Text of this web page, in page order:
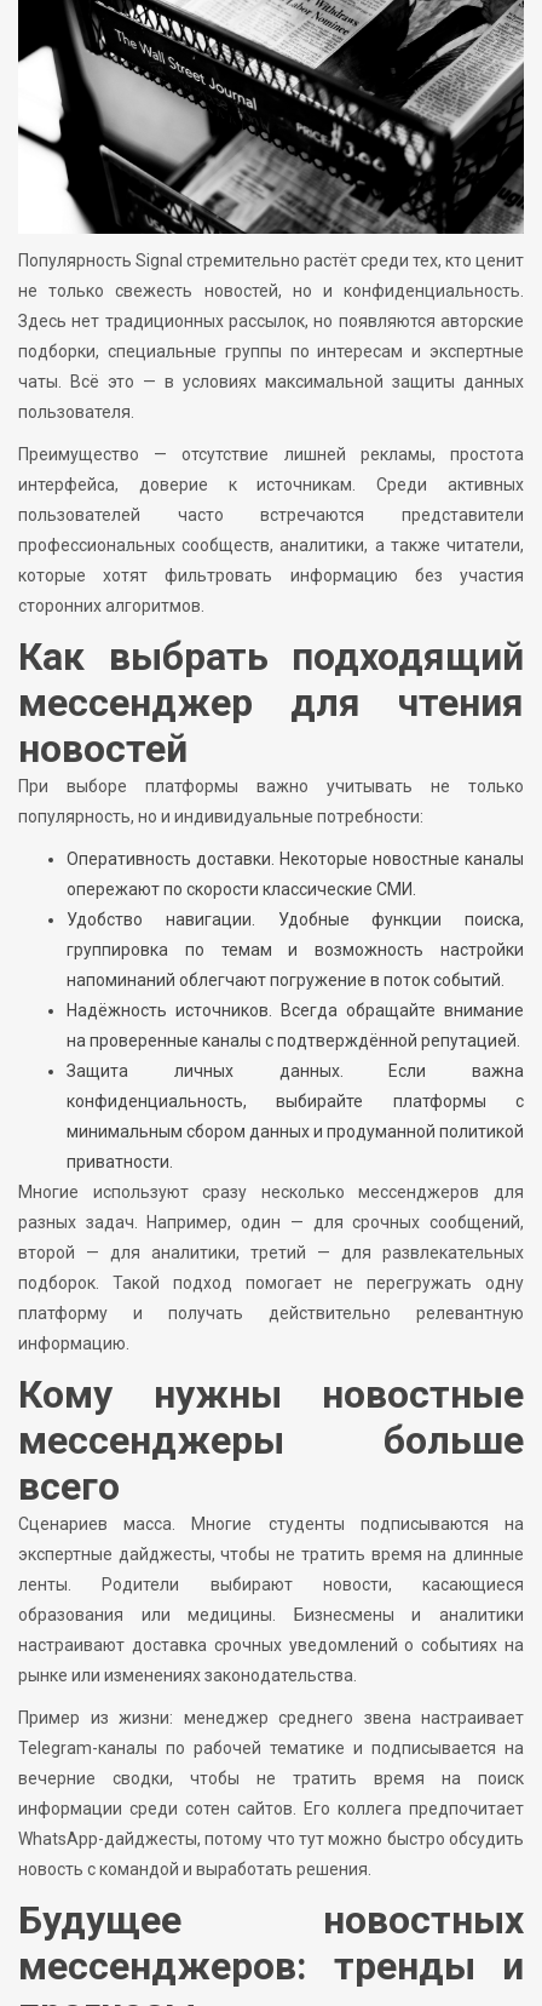
Популярность Signal стремительно растёт среди тех, кто ценит
не только свежесть новостей, но и конфиденциальность.
Здесь нет традиционных рассылок, но появляются авторские
подборки, специальные группы по интересам и экспертные
чаты. Всё это — в условиях максимальной защиты данных
пользователя.
Преимущество — отсутствие лишней рекламы, простота
интерфейса, доверие к источникам. Среди активных
пользователей часто встречаются представители
профессиональных сообществ, аналитики, а также читатели,
которые хотят фильтровать информацию без участия
сторонних алгоритмов.
Как выбрать подходящий
мессенджер для чтения
новостей
При выборе платформы важно учитывать не только
популярность, но и индивидуальные потребности:
Оперативность доставки. Некоторые новостные каналы
опережают по скорости классические СМИ.
Удобство навигации. Удобные функции поиска,
группировка по темам и возможность настройки
напоминаний облегчают погружение в поток событий.
Надёжность источников. Всегда обращайте внимание
на проверенные каналы с подтверждённой репутацией.
Защита личных данных. Если важна
конфиденциальность, выбирайте платформы с
минимальным сбором данных и продуманной политикой
приватности.
Многие используют сразу несколько мессенджеров для
разных задач. Например, один — для срочных сообщений,
второй — для аналитики, третий — для развлекательных
подборок. Такой подход помогает не перегружать одну
платформу и получать действительно релевантную
информацию.
Кому нужны новостные
мессенджеры больше
всего
Сценариев масса. Многие студенты подписываются на
экспертные дайджесты, чтобы не тратить время на длинные
ленты. Родители выбирают новости, касающиеся
образования или медицины. Бизнесмены и аналитики
настраивают доставка срочных уведомлений о событиях на
рынке или изменениях законодательства.
Пример из жизни: менеджер среднего звена настраивает
Telegram-каналы по рабочей тематике и подписывается на
вечерние сводки, чтобы не тратить время на поиск
информации среди сотен сайтов. Его коллега предпочитает
WhatsApp-дайджесты, потому что тут можно быстро обсудить
новость с командой и выработать решения.
Будущее новостных
мессенджеров: тренды и